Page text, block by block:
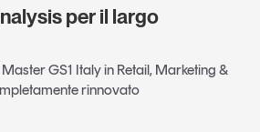
per il largo
GS1 Italy in Retail, Marketing &
rinnovato